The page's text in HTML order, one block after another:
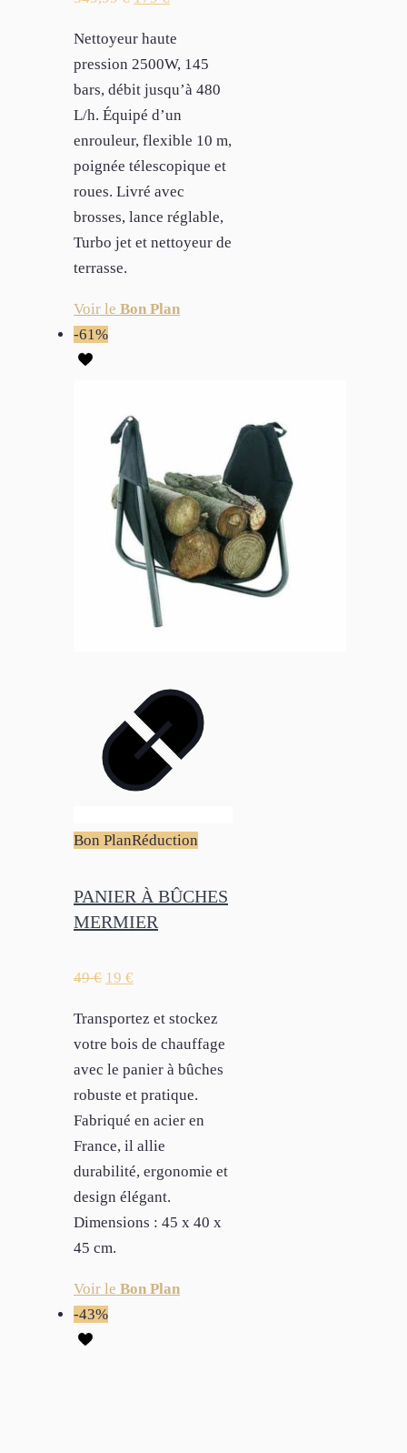
Nettoyeur haute
pression 2500W, 145
bars, débit jusqu’à 480
L/h. Équipé d’un
enrouleur, flexible 10 m,
poignée télescopique et
roues. Livré avec
brosses, lance réglable,
Turbo jet et nettoyeur de
terrasse.
Voir le Bon Plan
-61%
Bon PlanRéduction
PANIER À BÛCHES
MERMIER
49€ 19 €
Transportez et stockez
votre bois de chauffage
avec le panier à bûches
robuste et pratique.
Fabriqué en acier en
France, il allie
durabilité, ergonomie et
design élégant.
Dimensions : 45 x 40 x
45 cm.
Voir le Bon Plan
-43%